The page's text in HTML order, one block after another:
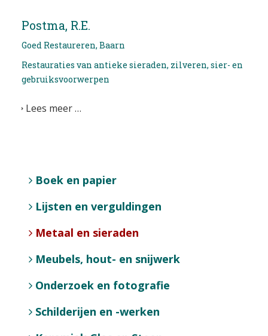
Postma, R.E.
Goed Restaureren, Baarn
Restauraties van antieke sieraden, zilveren, sier- en
gebruiksvoorwerpen
Lees meer …
Boek en papier
Lijsten en verguldingen
Metaal en sieraden
Meubels, hout- en snijwerk
Onderzoek en fotografie
Schilderijen en -werken